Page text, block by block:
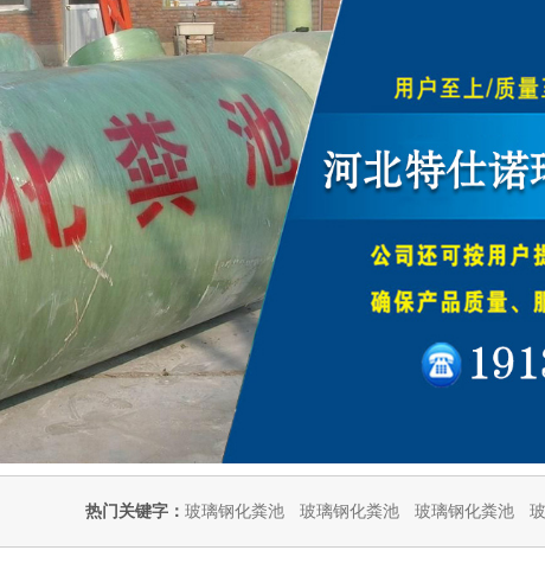
热门关键字： 玻璃钢化粪池 玻璃钢化粪池 玻璃钢化粪池